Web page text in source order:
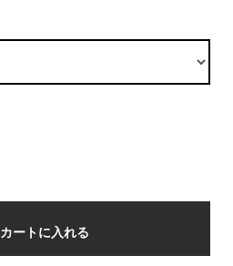
カートに入れる